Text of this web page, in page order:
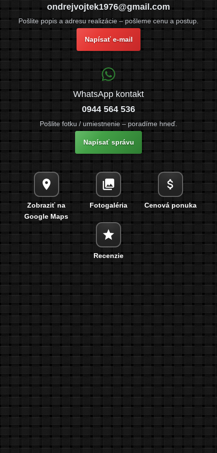
ondrejvojtek1976@gmail.com
Pošlite popis a adresu realizácie – pošleme cenu a postup.
Napísať e-mail
WhatsApp kontakt
0944 564 536
Pošlite fotku / umiestnenie – poradíme hneď.
Napísať správu
Zobraziť na
Google Maps
Fotogaléria Cenová ponuka
Recenzie